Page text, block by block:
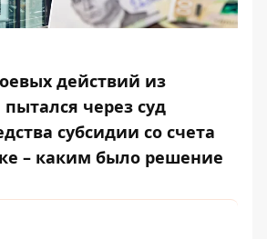
действий из
через суд
субсидии со счета
– каким было решение